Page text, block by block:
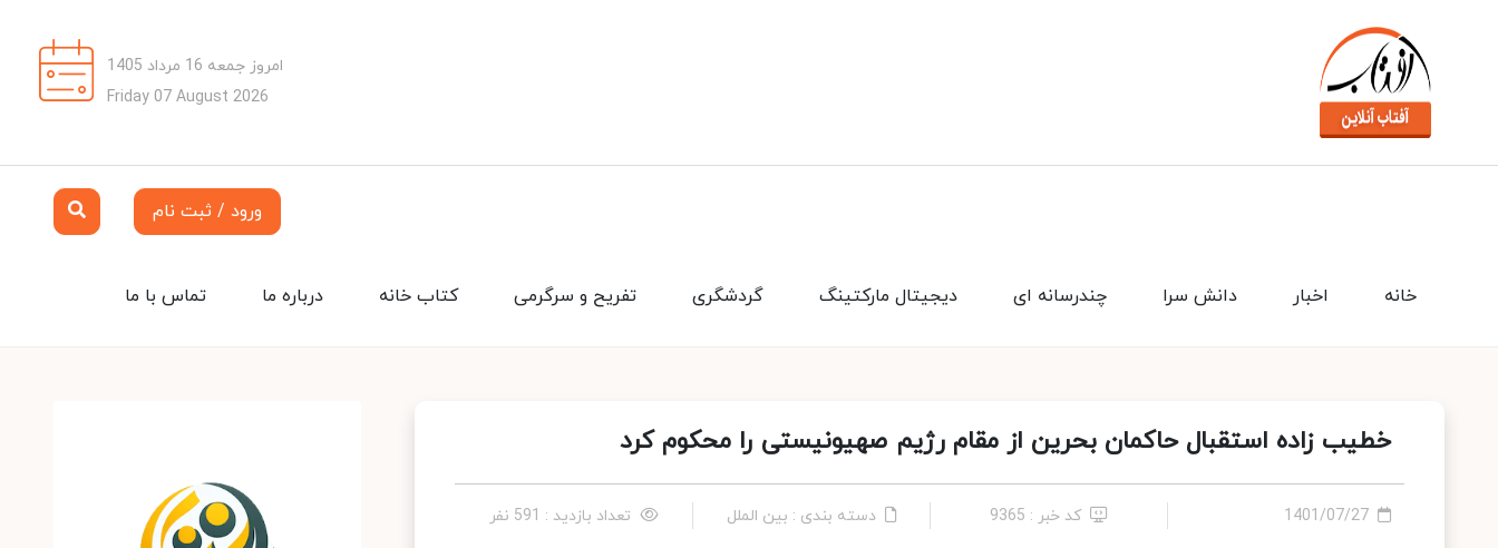
امروز جمعه 16 مرداد 1405
Friday 07 August 2026
ورود / ثبت نام
تماس با ما درباره ما کتاب خانه تفریح و سرگرمی گردشگری دیجیتال مارکتینگ چندرسانه ای دانش سرا اخبار خانه
خطیب زاده استقبال حاکمان بحرین از مقام رژیم صهیونیستی را محکوم کرد
1401/07/27 کد خبر : 9365 دسته بندی : بین الملل تعداد بازدید : 591 نفر